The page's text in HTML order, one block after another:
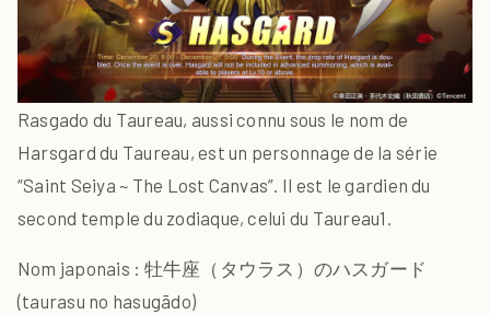
Rasgado du Taureau, aussi connu sous le nom de
Harsgard du Taureau, est un personnage de la série
“Saint Seiya ~ The Lost Canvas”. Il est le gardien du
second temple du zodiaque, celui du Taureau1.
Nom japonais : 牡牛座（タウラス）のハスガード
(taurasu no hasugādo)